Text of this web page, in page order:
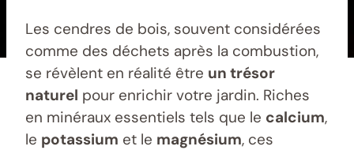
Les cendres de bois, souvent considérées
comme des déchets après la combustion,
se révèlent en réalité être un trésor
naturel pour enrichir votre jardin. Riches
en minéraux essentiels tels que le calcium,
le potassium et le magnésium, ces